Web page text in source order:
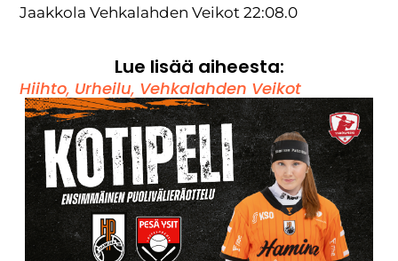
Jaakkola Vehkalahden Veikot 22:08.0
Lue lisää aiheesta:
Hiihto, Urheilu, Vehkalahden Veikot